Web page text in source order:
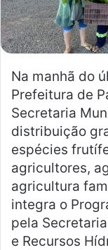
e
-
m
a
i
Na manhã do
Prefeitura de
Secretaria
distribuição
espécies
agricultores,
agricultura
integra o
pela
e Recursos